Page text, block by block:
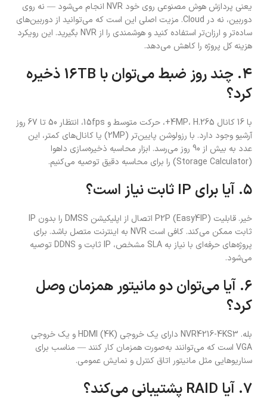
یعنی پردازش هوش مصنوعی روی خود NVR انجام می‌شود — نه روی
دوربین، نه در Cloud. مزیت اصلی این است که می‌توانید از دوربین‌های
ساده‌تر و ارزان‌تر استفاده کنید و هوشمندی را از NVR بگیرید. این رویکرد
هزینه کل پروژه را کاهش می‌دهد.
۴. چند روز ضبط می‌توان با 16TB ذخیره
کرد؟
با 16 کانال 4MP، H.265+، حرکت متوسط و 15fps، انتظار 50 تا 67 روز
آرشیو وجود دارد. با رزولوشن پایین‌تر (2MP) یا کانال‌های کمتر، این
عدد به بیش از 90 روز می‌رسد. ابزار محاسبه ذخیره‌سازی داهوا
(Storage Calculator) را برای محاسبه دقیق توصیه می‌کنیم.
۵. آیا برای IP ثابت نیاز است؟
خیر. قابلیت P2P (Easy4IP) اتصال از اپلیکیشن DMSS را بدون IP
ثابت ممکن می‌کند. کافی است NVR به اینترنت متصل باشد. برای
پروژه‌های حرفه‌ای با نیاز به SLA مشخص، IP ثابت و DDNS توصیه
می‌شود.
۶. آیا می‌توان دو مانیتور همزمان وصل
کرد؟
بله. NVR4216-4KS3 دارای یک خروجی HDMI (4K) و یک خروجی
VGA است که می‌توانند به‌صورت همزمان کار کنند — مناسب برای
سناریوهایی مثل مانیتور اتاق کنترل و نمایش عمومی.
۷. آیا RAID پشتیبانی می‌کند؟